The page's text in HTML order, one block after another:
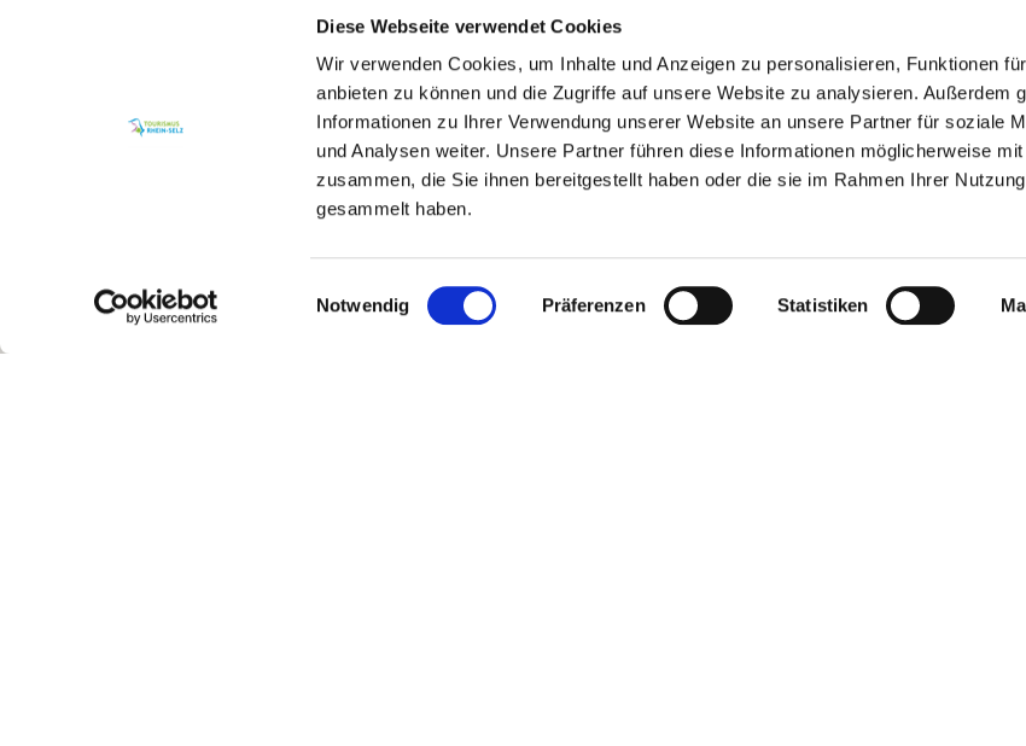
Diese Webseite verwendet Cookies
Wir verwenden Cookies, um Inhalte und Anzeigen zu personalisieren, Funktionen
anbieten zu können und die Zugriffe auf unsere Website zu analysieren. Außerdem
Informationen zu Ihrer Verwendung unserer Website an unsere Partner für soziale
und Analysen weiter. Unsere Partner führen diese Informationen möglicherweise
zusammen, die Sie ihnen bereitgestellt haben oder die sie im Rahmen Ihrer
gesammelt haben.
Einwilligungsauswahl
Notwendig Präferenzen Statistiken